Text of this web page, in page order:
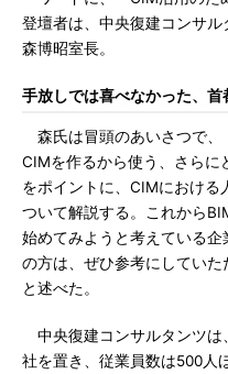
登壇者は、中央復建コンサ
森博昭室長。
手放しでは喜べなかった、
森氏は冒頭のあいさつで、
CIMを作るから使う、さらに
をポイントに、CIMにおける
ついて解説する。これから
始めてみようと考えている企
の方は、ぜひ参考にしていた
と述べた。
中央復建コンサルタンツは
社を置き、従業員数は500人